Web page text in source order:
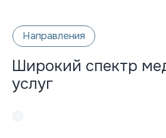
Широкий спектр
услуг